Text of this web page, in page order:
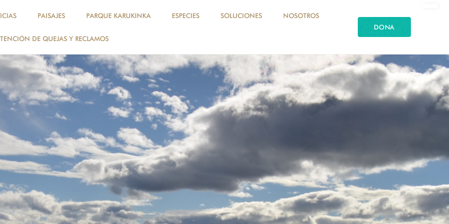
PAISAJES PARQUE KARUKINKA ESPECIES SOLUCIONES NOSOTROS
DE QUEJAS Y RECLAMOS
DONA